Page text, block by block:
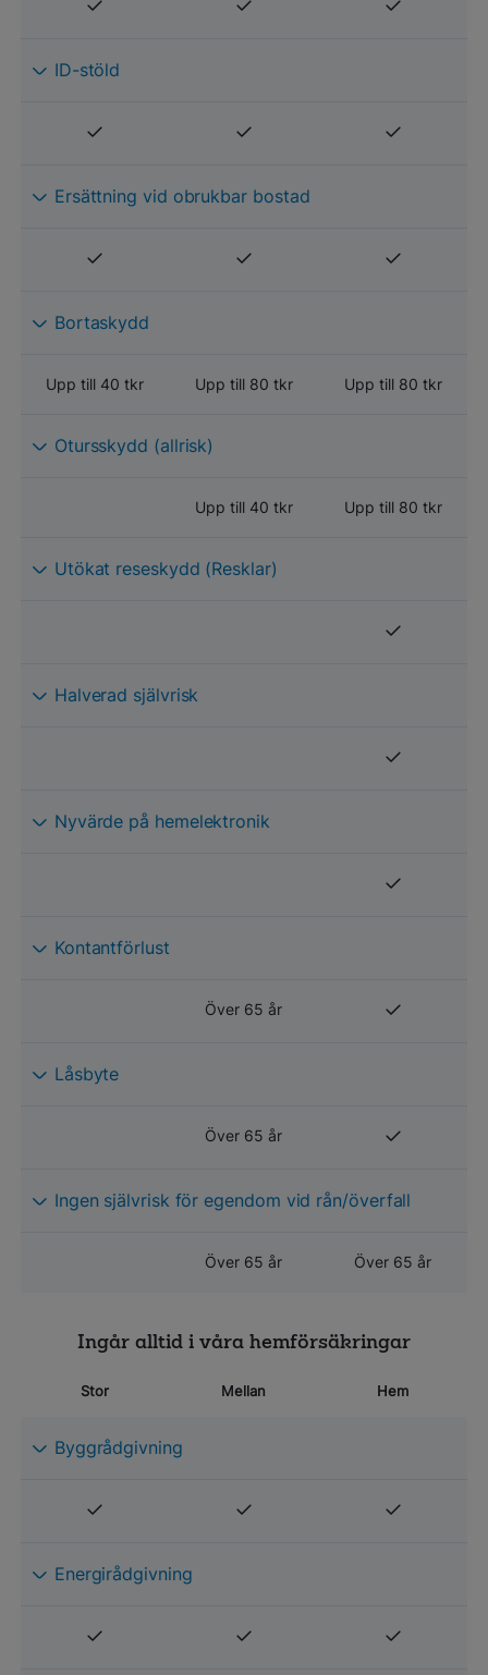
ID-stöld
Ersättning vid obrukbar bostad
Bortaskydd
Upp till 40 tkr Upp till 80 tkr Upp till 80 tkr
Otursskydd (allrisk)
Upp till 40 tkr Upp till 80 tkr
Utökat reseskydd (Resklar)
Halverad självrisk
Nyvärde på hemelektronik
Kontantförlust
Över 65 år
Låsbyte
Över 65 år
Ingen självrisk för egendom vid rån/överfall
Över 65 år Över 65 år
Ingår alltid i våra hemförsäkringar
Stor Mellan Hem
Byggrådgivning
Energirådgivning